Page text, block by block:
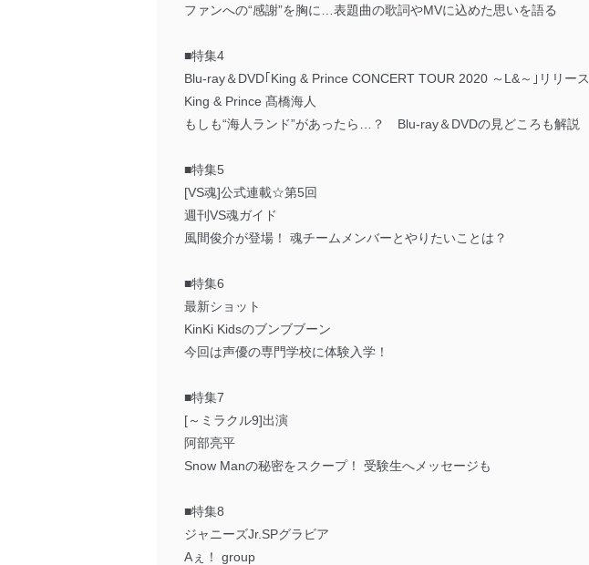
ファンへの“感謝”を胸に…表題曲の歌詞やMVに込めた思いを語る
■特集4
Blu-ray＆DVD｢King & Prince CONCERT TOUR 2020 ～L&～｣リリース
King & Prince 髙橋海人
もしも“海人ランド”があったら…？ Blu-ray＆DVDの見どころも解説
■特集5
[VS魂]公式連載☆第5回
週刊VS魂ガイド
風間俊介が登場！ 魂チームメンバーとやりたいことは？
■特集6
最新ショット
KinKi Kidsのブンブブーン
今回は声優の専門学校に体験入学！
■特集7
[～ミラクル9]出演
阿部亮平
Snow Manの秘密をスクープ！ 受験生へメッセージも
■特集8
ジャニーズJr.SPグラビア
Aぇ！ group